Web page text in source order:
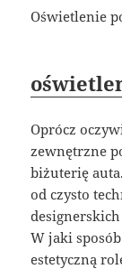
Oświetlenie
Oprócz
zewnętrzne
biżuterię
od czysto
W jaki
estetyczną